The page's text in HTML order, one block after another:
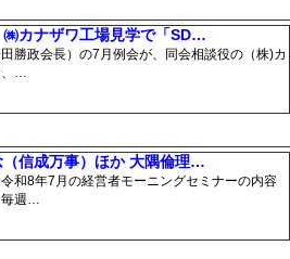
㈱カナザワ工場見学で「SD…
勝政会長）の7月例会が、同会相談役の（株)カ
、…
（信成万事）ほか 大隅倫理…
和8年7月の経営者モーニングセミナーの内容
週…